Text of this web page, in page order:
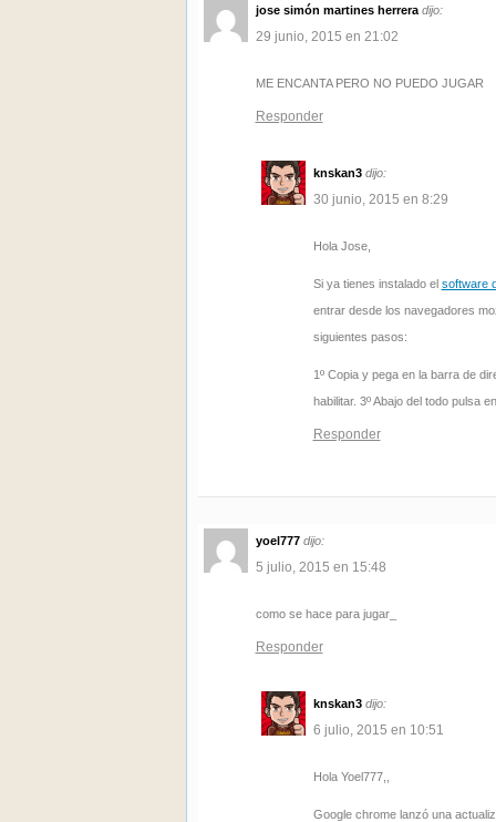
jose simón martines herrera dijo:
29 junio, 2015 en 21:02
ME ENCANTA PERO NO PUEDO JUGAR
Responder
knskan3 dijo:
30 junio, 2015 en 8:29
Hola Jose,
Si ya tienes instalado el software
entrar desde los navegadores
siguientes pasos:
1º Copia y pega en la barra de
habilitar. 3º Abajo del todo pulsa
Responder
yoel777 dijo:
5 julio, 2015 en 15:48
como se hace para jugar_
Responder
knskan3 dijo:
6 julio, 2015 en 10:51
Hola Yoel777,,
Google chrome lanzó una